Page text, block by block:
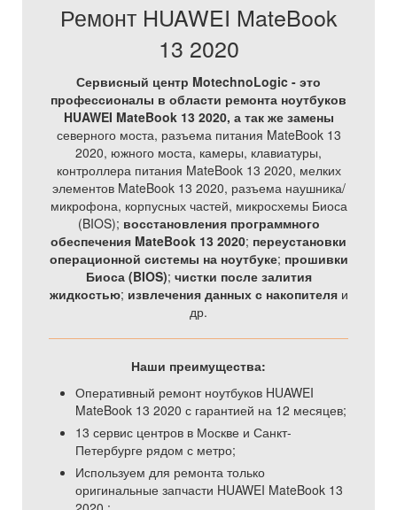
Ремонт HUAWEI MateBook
13 2020
Сервисный центр MotechnoLogic - это
профессионалы в области ремонта ноутбуков
HUAWEI MateBook 13 2020, а так же замены
северного моста, разъема питания MateBook 13
2020, южного моста, камеры, клавиатуры,
контроллера питания MateBook 13 2020, мелких
элементов MateBook 13 2020, разъема наушника/
микрофона, корпусных частей, микросхемы Биоса
(BIOS); восстановления программного
обеспечения MateBook 13 2020; переустановки
операционной системы на ноутбуке; прошивки
Биоса (BIOS); чистки после залития
жидкостью; извлечения данных с накопителяи
др.
Наши преимущества:
Оперативный ремонт ноутбуков HUAWEI
MateBook 13 2020 с гарантией на 12 месяцев;
13 сервис центров в Москве и Санкт-
Петербурге рядом с метро;
Используем для ремонта только
оригинальные запчасти HUAWEI MateBook 13